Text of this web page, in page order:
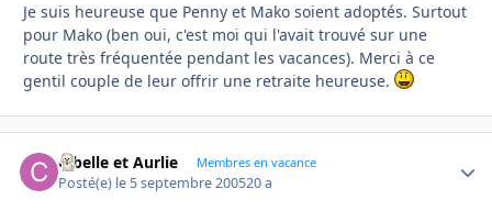
Je suis heureuse que Penny et Mako soient adoptés. Surtout
pour Mako (ben oui, c'est moi qui l'avait trouvé sur une
route très fréquentée pendant les vacances). Merci à ce
gentil couple de leur offrir une retraite heureuse.
Cibelle et Aurlie Membres en vacance
Posté(e) le 5 septembre 200520 a